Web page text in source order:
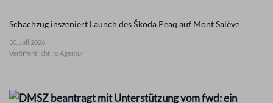
Schachzug inszeniert Launch des Škoda Peaq auf Mont Salève
30. Juli 2026
Veröffentlicht in: Agentur